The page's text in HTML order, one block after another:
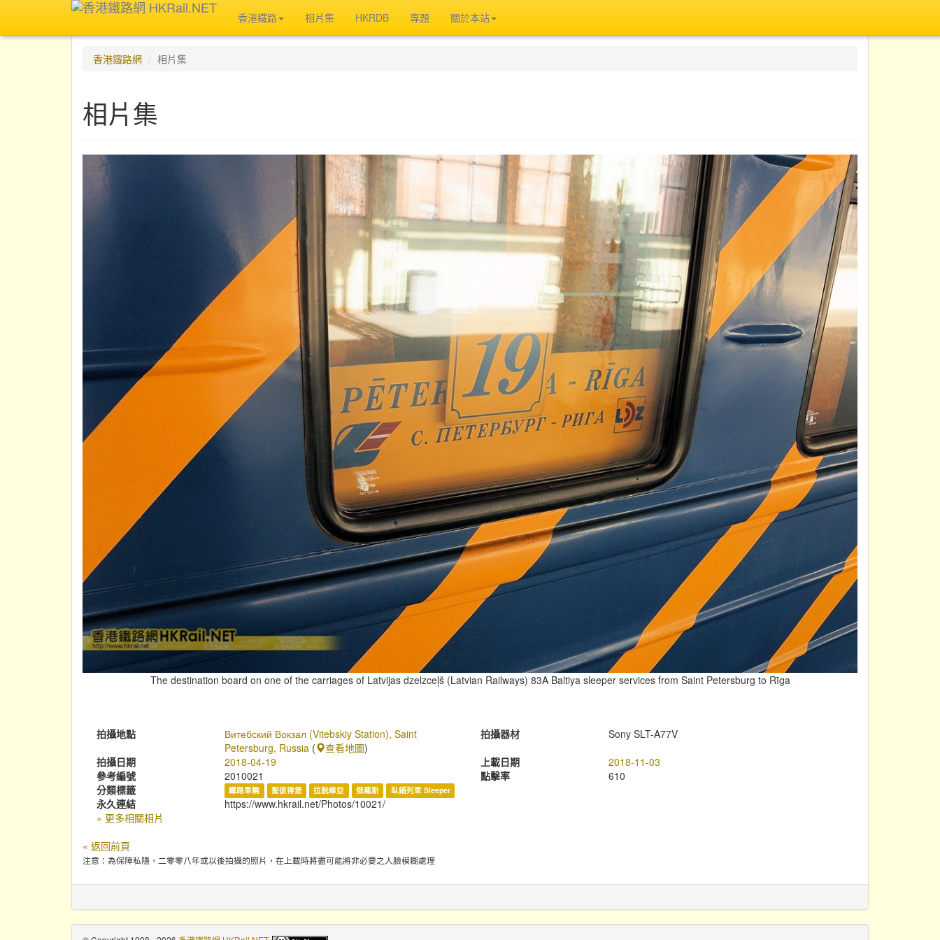
香港鐵路 相片集 HKRDB 專題 關於本站
香港鐵路網 相片集
相片集
The destination board on one of the carriages of Latvijas dzelzceļš (Latvian Railways) 83A Baltiya sleeper services from Saint Petersburg to Rīga
拍攝地點
Витебский Вокзал (Vitebskiy Station), Saint
Petersburg, Russia ( 查看地圖)
拍攝器材
Sony SLT-A77V
拍攝日期
2018-04-19 上載日期
2018-11-03
參考編號
2010021 點擊率
610
分類標籤
鐵路車輛 聖彼得堡 拉脫維亞 俄羅斯 臥鋪列車 Sleeper
永久連結
https://www.hkrail.net/Photos/10021/
» 更多相關相片
« 返回前頁
注意：為保障私隱，二零零八年或以後拍攝的照片，在上載時將盡可能將非必要之人臉模糊處理